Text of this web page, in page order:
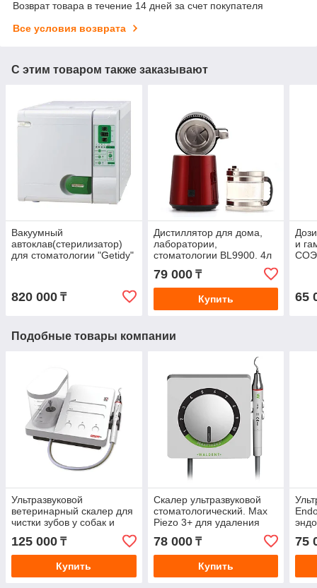
Возврат товара в течение 14 дней за счет покупателя
Все условия возврата
С этим товаром также заказывают
Вакуумный
автоклав(стерилизатор)
для стоматологии "Getidy"
820 000 ₸
Дистиллятор для дома,
лаборатории,
стоматологии BL9900. 4л
79 000₸
Купить
и
65
Подобные товары компании
Ультразвуковой
ветеринарный скалер для
чистки зубов у собак и
Piezo 7+ с подсветкой
125 000 ₸
Купить
Скалер ультразвуковой
стоматологический. Max
Piezo 3+ для удаления
78 000₸
Купить
75